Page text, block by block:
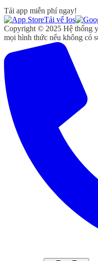
Tải app miễn phí ngay!
Tải vể Ios
Copyright © 2025 Hệ thống
mọi hình thức nếu không có